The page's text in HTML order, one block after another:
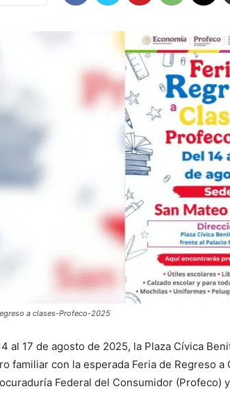
a clases-Profeco-2025
al 17 de agosto de 2025, la Plaza Cívica
familiar con la esperada Feria de Regreso
Federal del Consumidor (Profeco)